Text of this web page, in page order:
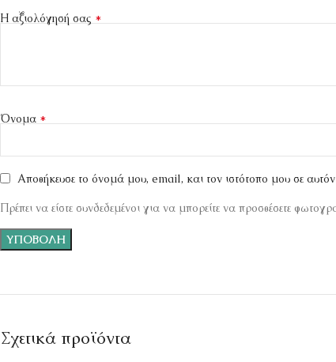
Η αξιολόγησή σας *
Όνομα *
Αποθήκευσε το όνομά μου, email, και τον ιστότοπο μου σε
Πρέπει να είστε συνδεδεμένοι για να μπορείτε να προσθέσετε
Σχετικά προϊόντα